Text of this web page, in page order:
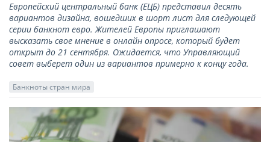
Европейский центральный банк (ЕЦБ) представил десять
вариантов дизайна, вошедших в шорт лист для следующей
серии банкнот евро. Жителей Европы приглашают
высказать свое мнение в онлайн опросе, который будет
открыт до 21 сентября. Ожидается, что Управляющий
совет выберет один из вариантов примерно к концу года.
Банкноты стран мира